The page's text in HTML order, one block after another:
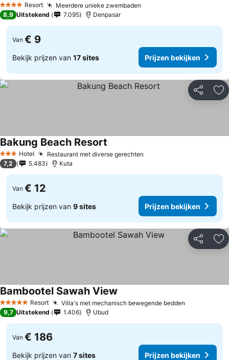
4 SterrenResort Meerdere unieke zwembaden
8,9 Uitstekend 7.095 Denpasar
Van € 9
Bekijk prijzen van 17 sites Prijzen bekijken
Delen
3 SterrenHotel Restaurant met diverse gerechten
Bakung Beach Resort
7,2 5.483 Kuta
Van € 12
Bekijk prijzen van 9 sites Prijzen bekijken
Delen
5 Sterren Resort Villa's met mechanisch bewegende bedden
Bambootel Sawah View
9,7 Uitstekend 1.406 Ubud
Van € 186
Bekijk prijzen van 7 sites Prijzen bekijken